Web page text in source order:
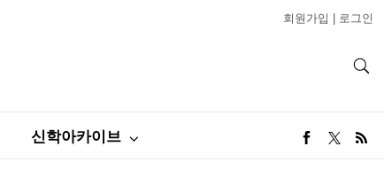
회원가입 로그인
신학아카이브